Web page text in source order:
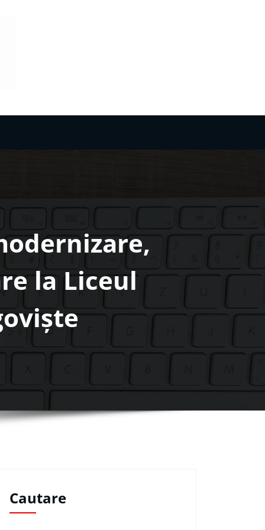
la Liceul
Cautare